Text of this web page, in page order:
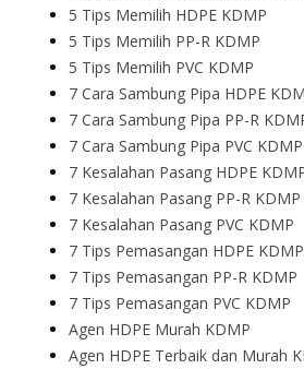
5 Tips Memilih HDPE KDMP
5 Tips Memilih PP-R KDMP
5 Tips Memilih PVC KDMP
7 Cara Sambung Pipa HDPE
7 Cara Sambung Pipa PP-R
7 Cara Sambung Pipa PVC KDMP
7 Kesalahan Pasang HDPE
7 Kesalahan Pasang PP-R KDMP
7 Kesalahan Pasang PVC KDMP
7 Tips Pemasangan HDPE KDMP
7 Tips Pemasangan PP-R KDMP
7 Tips Pemasangan PVC KDMP
Agen HDPE Murah KDMP
Agen HDPE Terbaik dan Murah